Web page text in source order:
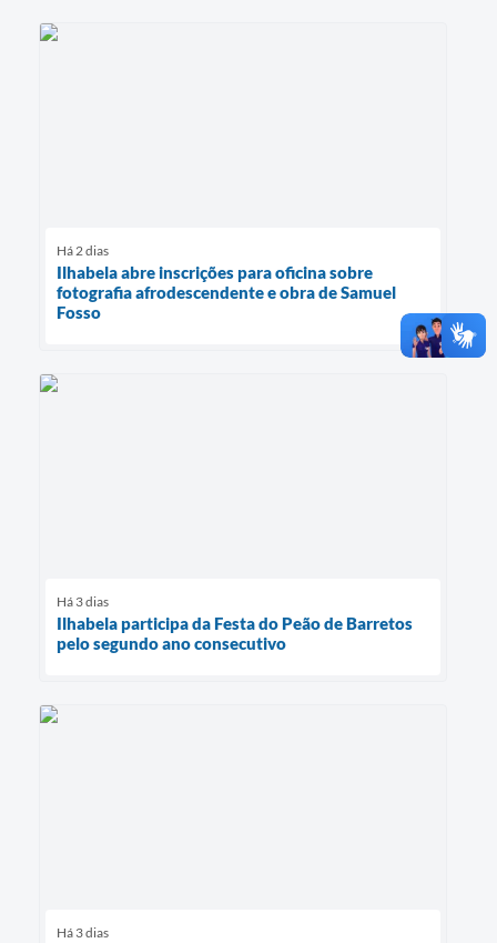
Há 2 dias
Ilhabela abre inscrições para oficina sobre
fotografia afrodescendente e obra de Samuel
Fosso
Há 3 dias
Ilhabela participa da Festa do Peão de Barretos
pelo segundo ano consecutivo
Há 3 dias